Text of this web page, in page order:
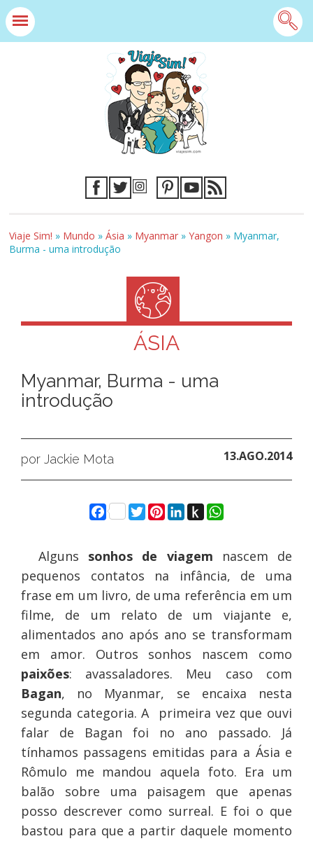
Viaje Sim! » Mundo »Ásia » Myanmar »Yangon » Myanmar,
Burma - uma introdução
ÁSIA
Myanmar, Burma - uma
introdução
por Jackie Mota 13.AGO.2014
Facebook
Twitter
Pinterest
LinkedIn
Push
to
WhatsApp
Alguns sonhos de viagem nascem de
pequenos contatos na infância, de uma
frase em um livro, de uma referência em um
filme, de um relato de um viajante e,
alimentados ano após ano se transformam
em amor. Outros sonhos nascem como
paixões: avassaladores. Meu caso com
Bagan, no Myanmar, se encaixa nesta
segunda categoria. A primeira vez que ouvi
falar de Bagan foi no ano passado. Já
tínhamos passagens emitidas para a Ásia e
Rômulo me mandou aquela foto. Era um
balão sobre uma paisagem que apenas
posso descrever como surreal. E foi o que
bastou para que a partir daquele momento